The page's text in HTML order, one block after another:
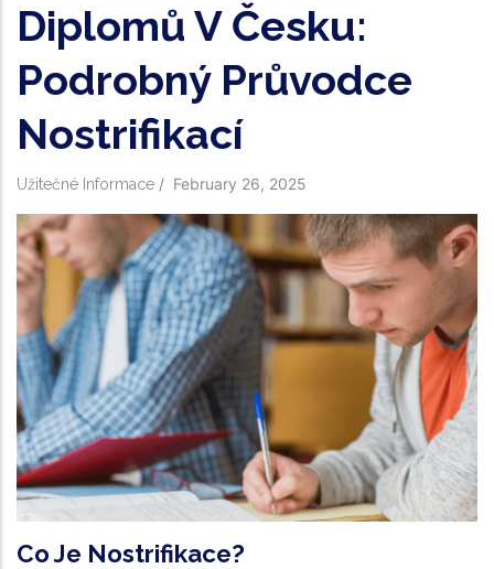
Diplomů V Česku:
Podrobný Průvodce
Nostrifikací
Užitečné Informace / February 26, 2025
Co Je Nostrifikace?